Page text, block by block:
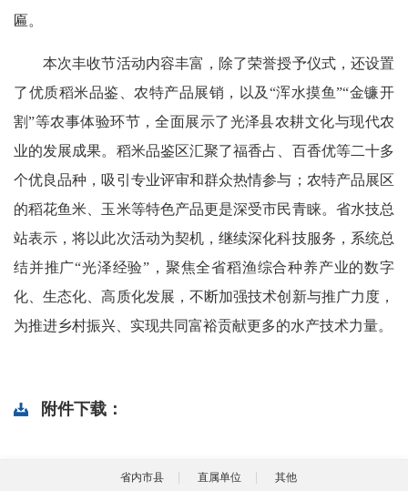
匾。
本次丰收节活动内容丰富，除了荣誉授予仪式，还设置
了优质稻米品鉴、农特产品展销，以及“浑水摸鱼”“金镰开
割”等农事体验环节，全面展示了光泽县农耕文化与现代农
业的发展成果。稻米品鉴区汇聚了福香占、百香优等二十多
个优良品种，吸引专业评审和群众热情参与；农特产品展区
的稻花鱼米、玉米等特色产品更是深受市民青睐。省水技总
站表示，将以此次活动为契机，继续深化科技服务，系统总
结并推广“光泽经验”，聚焦全省稻渔综合种养产业的数字
化、生态化、高质化发展，不断加强技术创新与推广力度，
为推进乡村振兴、实现共同富裕贡献更多的水产技术力量。
附件下载：
省内市县 直属单位 其他